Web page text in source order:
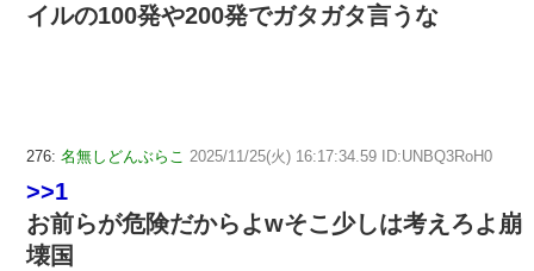
イルの100発や200発でガタガタ言うな
276: 名無しどんぶらこ 2025/11/25(火) 16:17:34.59 ID:UNBQ3RoH0
>>1
お前らが危険だからよwそこ少しは考えろよ崩
壊国